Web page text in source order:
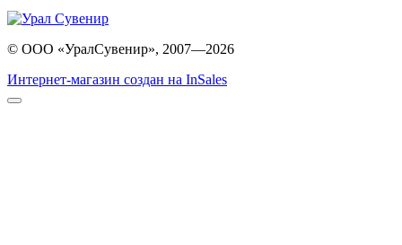
© ООО «УралСувенир», 2007—2026
Интернет-магазин создан на InSales